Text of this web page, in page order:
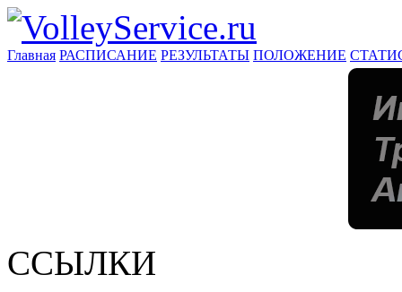
Главная РАСПИСАНИЕ РЕЗУЛЬТАТЫ ПОЛОЖЕНИЕ
ССЫЛКИ